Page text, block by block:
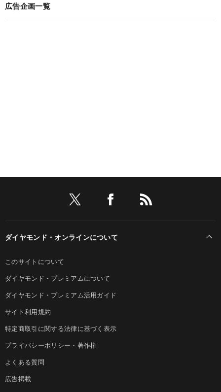
広告企画一覧
ダイヤモンド・オンラインについて
このサイトについて
ダイヤモンド・プレミアムについて
ダイヤモンド・プレミアム活用ガイド
サイト利用規約
特定商取引に関する法律に基づく表示
プライバシーポリシー・著作権
よくある質問
広告掲載